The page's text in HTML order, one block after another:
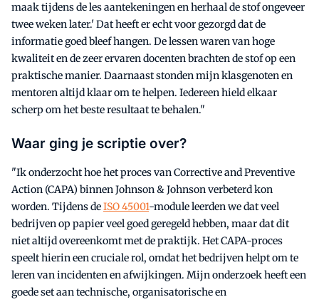
maak tijdens de les aantekeningen en herhaal de stof ongeveer
twee weken later.' Dat heeft er echt voor gezorgd dat de
informatie goed bleef hangen. De lessen waren van hoge
kwaliteit en de zeer ervaren docenten brachten de stof op een
praktische manier. Daarnaast stonden mijn klasgenoten en
mentoren altijd klaar om te helpen. Iedereen hield elkaar
scherp om het beste resultaat te behalen."
Waar ging je scriptie over?
"Ik onderzocht hoe het proces van Corrective and Preventive
Action (CAPA) binnen Johnson & Johnson verbeterd kon
worden. Tijdens deISO 45001-module leerden we dat veel
bedrijven op papier veel goed geregeld hebben, maar dat dit
niet altijd overeenkomt met de praktijk. Het CAPA-proces
speelt hierin een cruciale rol, omdat het bedrijven helpt om te
leren van incidenten en afwijkingen. Mijn onderzoek heeft een
goede set aan technische, organisatorische en